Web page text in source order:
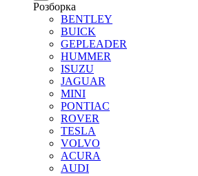
Розборка
BENTLEY
BUICK
GEPLEADER
HUMMER
ISUZU
JAGUAR
MINI
PONTIAC
ROVER
TESLA
VOLVO
ACURA
AUDI